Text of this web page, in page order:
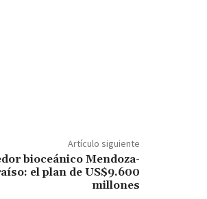
Artículo siguiente
bioceánico Mendoza-
el plan de US$9.600
millones